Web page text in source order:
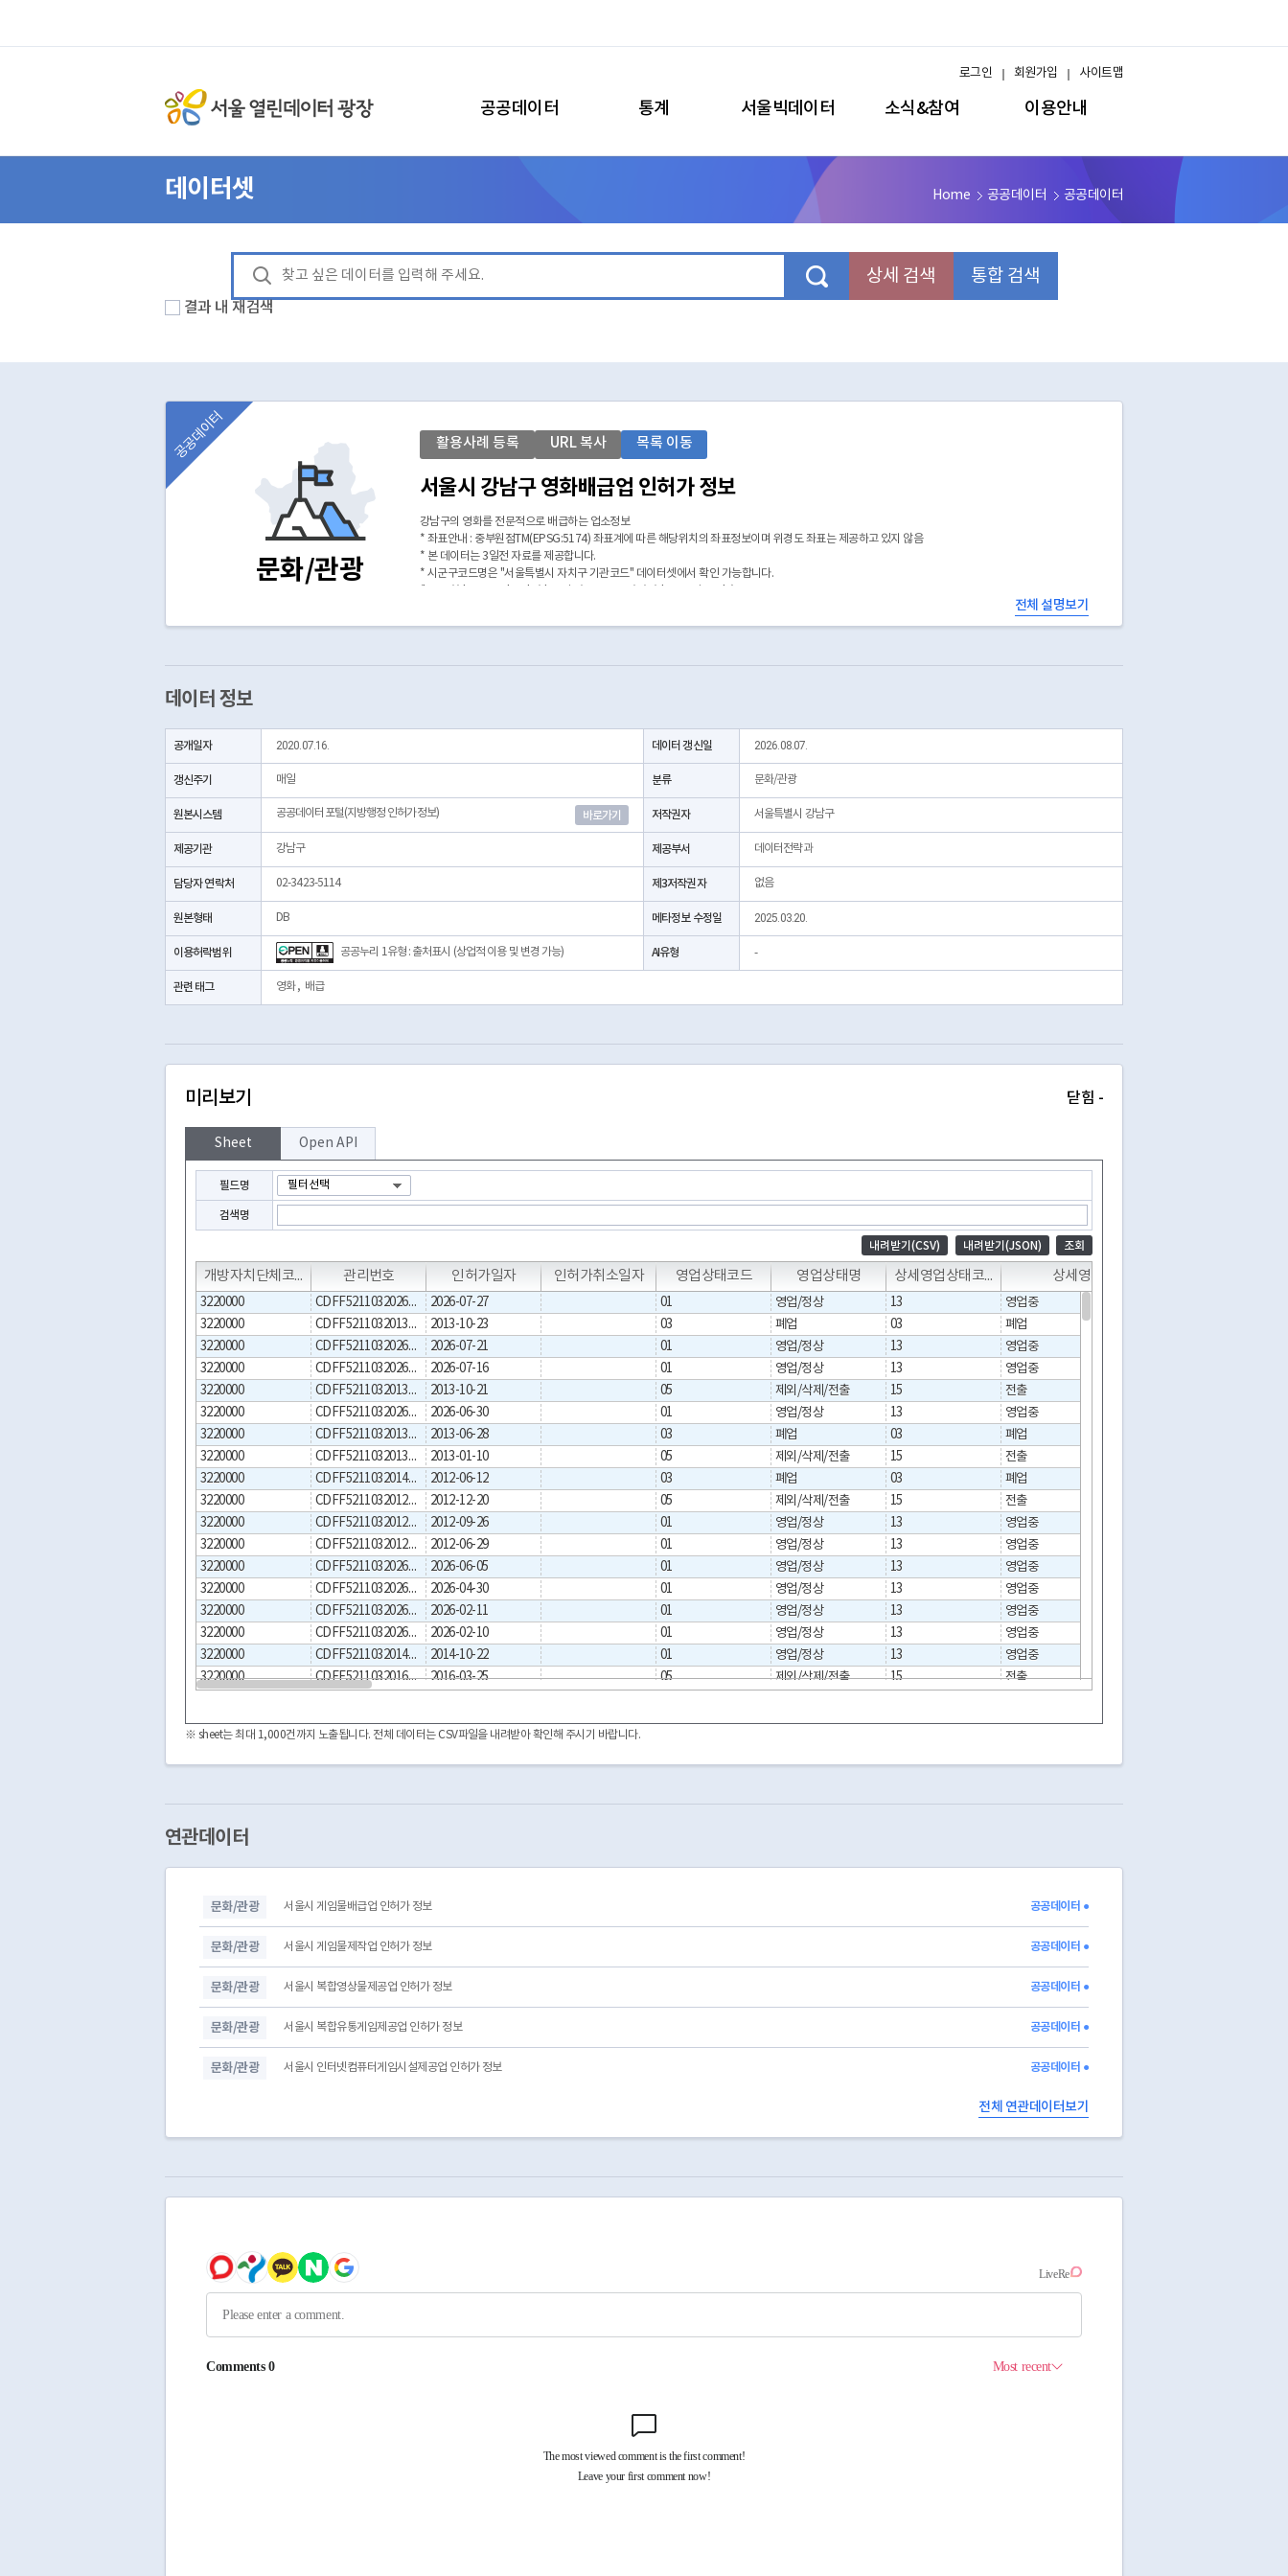
공공데이터 통계 서울빅데이터 소식&참여 이용안내
로그인 회원가입 사이트맵
데이터셋 Home 공공데이터 공공데이터
상세 검색 통합 검색
결과 내 재검색
문화/관광
공공데이터 활용사례 등록 URL 복사 목록 이동
서울시 강남구 영화배급업 인허가 정보
강남구의 영화를 전문적으로 배급하는 업소정보
* 좌표안내 : 중부원점TM(EPSG:5174) 좌표계에 따른 해당위치의 좌표정보이며 위경도 좌표는 제공하고 있지 않음
* 본 데이터는 3일전 자료를 제공합니다.
* 시군구코드명은 "서울특별시 자치구 기관코드" 데이터셋에서 확인 가능합니다.
전체 설명보기
데이터 정보
공개일자 2020.07.16. 데이터 갱신일 2026.08.07.
갱신주기 매일 분류 문화/관광
원본시스템 공공데이터포털(지방행정 인허가정보) 바로가기 저작권자 서울특별시 강남구
제공기관 강남구 제공부서 데이터전략과
담당자 연락처 02-3423-5114 제3저작권자 없음
원본형태 DB 메타정보 수정일 2025.03.20.
이용허락범위 공공누리 1유형 : 출처표시 (상업적 이용 및 변경 가능) AI유형 -
관련 태그 영화, 배급
미리보기 닫힘 -
Sheet Open API
필드명
검색명
내려받기(CSV) 내려받기(JSON) 조회
개방자치단체코드 관리번호 인허가일자 인허가취소일자 영업상태코드 영업상태명 상세영업상태코드 상세영업상태명
T T T
3220000 CDFF5211032026000023 2026-07-27 01 영업/정상 13
영업중
3220000
CDFF5211032013000039 2013-10-23 03 폐업 03 폐업
3220000
CDFF5211032026000022 2026-07-21 01 영업/정상 13
영업중
3220000
CDFF5211032026000021 2026-07-16 01 영업/정상 13
영업중
3220000
CDFF5211032013000038 2013-10-21 05 제외/삭제/전출 15 전출
3220000
CDFF5211032026000020 2026-06-30 01 영업/정상 13
영업중
3220000
CDFF5211032013000025 2013-06-28 03 폐업 03 폐업
3220000
CDFF5211032013000002 2013-01-10 05 제외/삭제/전출 15 전출
3220000
CDFF5211032014000024 2012-06-12 03 폐업 03 폐업
3220000
CDFF5211032012000038 2012-12-20 05 제외/삭제/전출 15 전출
3220000
CDFF5211032012000029 2012-09-26 01 영업/정상 13
영업중
3220000
CDFF5211032012000025 2012-06-29 01 영업/정상 13
영업중
3220000
CDFF5211032026000019 2026-06-05 01 영업/정상 13
영업중
3220000
CDFF5211032026000015 2026-04-30 01 영업/정상 13
영업중
3220000
CDFF5211032026000007 2026-02-11 01 영업/정상 13
영업중
3220000
CDFF5211032026000006 2026-02-10 01 영업/정상 13
영업중
3220000
CDFF5211032014000039 2014-10-22 01 영업/정상 13
영업중
3220000
CDFF5211032016000007 2016-03-25 05 제외/삭제/전출 15 전출
3220000
CDFF5211032014000025 2013-08-14 05 제외/삭제/전출 15 전출
3220000
CDFF5211032012000005 2012-03-07
3220000
CDFF5211032015000044 2012-02-15 05 제외/삭제/전출 15 전출
3220000
CDFF5211032010000022 2010-06-04 05 제외/삭제/전출 15 전출
3220000
3220000
CDFF5211032012000039 2011-09-01
영업중
3220000
CDFF5211032011000022 2011-06-27 영업중
※ sheet는 최대 1,000건까지 노출됩니다. 전체 데이터는 CSV파일을 내려받아 확인해 주시기 바랍니다.
연관데이터
문화/관광 서울시 게임물배급업 인허가 정보 공공데이터 ●
문화/관광 서울시 게임물제작업 인허가 정보 공공데이터 ●
문화/관광 서울시 복합영상물제공업 인허가 정보 공공데이터 ●
문화/관광 서울시 복합유통게임제공업 인허가 정보 공공데이터 ●
문화/관광 서울시 인터넷컴퓨터게임시설제공업 인허가 정보 공공데이터 ●
전체 연관데이터보기